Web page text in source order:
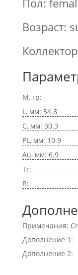
Пол:
Возраст:
M, гр: -
L, мм: 54.8
C, мм: 30.3
PL, мм: 10.9
Au, мм: 6.9
Tr:
R:
Примечания:
Дополнение 1:
Дополнение 2: